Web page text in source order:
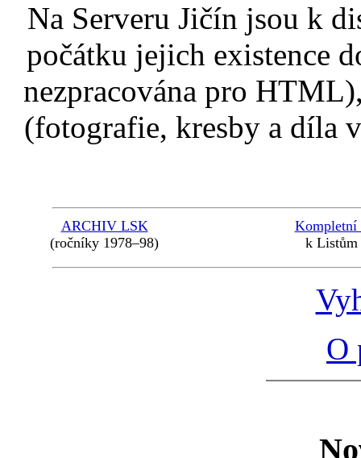
Na Serveru Jičín jsou k
počátku jejich existence
nezpracována pro
(fotografie, kresby a díla
ARCHIV LSK
(ročníky 1978–98)
Kompletní
k Listům
O